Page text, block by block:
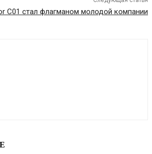
C01 стал флагманом молодой компании